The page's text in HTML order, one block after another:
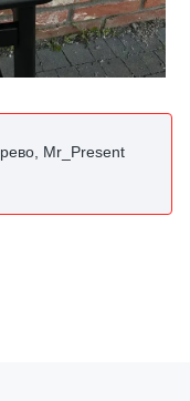
Mr_Present